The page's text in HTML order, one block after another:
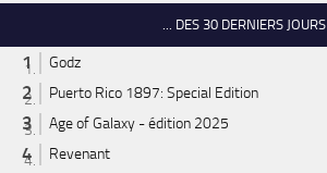
... DES 30 DERNIERS JOURS
Godz
Puerto Rico 1897: Special Edition
Age of Galaxy - édition 2025
Revenant